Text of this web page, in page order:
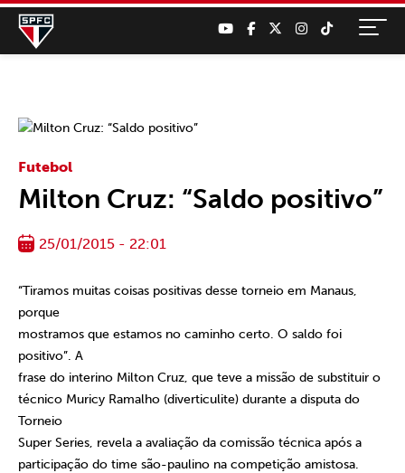
Futebol
Milton Cruz: “Saldo positivo”
25/01/2015 - 22:01
“Tiramos muitas coisas positivas desse torneio em Manaus,
porque
mostramos que estamos no caminho certo. O saldo foi
positivo”. A
frase do interino Milton Cruz, que teve a missão de substituir o
técnico Muricy Ramalho (diverticulite) durante a disputa do
Torneio
Super Series, revela a avaliação da comissão técnica após a
participação do time são-paulino na competição amistosa.